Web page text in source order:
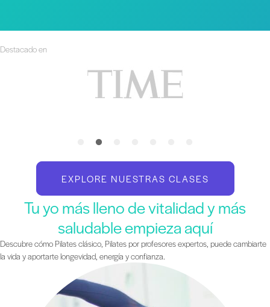
Destacado en
EXPLORE NUESTRAS CLASES
Tu yo más lleno de vitalidad y más
saludable empieza aquí
Descubre cómo Pilates clásico, Pilates por profesores expertos, puede cambiarte
la vida y aportarte longevidad, energía y confianza.